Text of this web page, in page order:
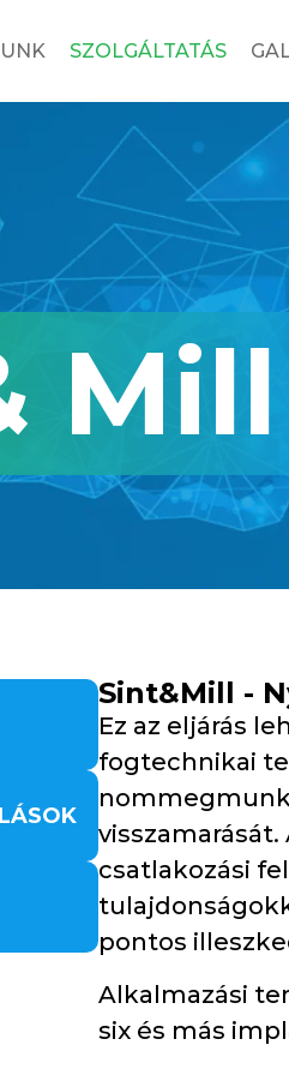
SZOLGÁLTATÁS
Mill
Sint&Mill -
Ez az eljárás
fogtechnikai
csatlakozási
pontos
Alkalmazási
six és más